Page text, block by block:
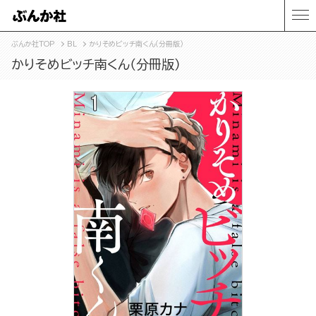
ぶんか社TOP BL かりそめビッチ南くん（分冊版）
かりそめビッチ南くん（分冊版）